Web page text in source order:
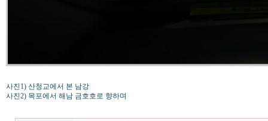
사진1) 산청교에서 본 남강
사진2) 목포에서 해남 금호호로 향하며